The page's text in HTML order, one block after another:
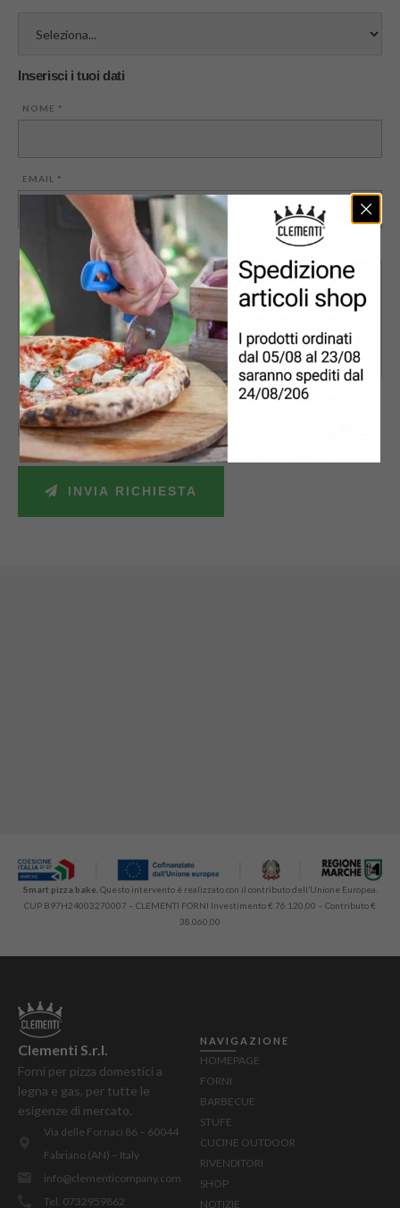
Inserisci i tuoi dati
NOME *
EMAIL *
MESSAGGIO
PRIVACY*
Accetto la politica sulla privacy e autorizzo il trattamento dei miei dati
personali secondo le leggi vigenti.
INVIA RICHIESTA
Smart pizza bake. Questo intervento è realizzato con il contributo dell’Unione Europea.
CUP B97H24003270007 – CLEMENTI FORNI Investimento € 76.120,00 – Contributo €
38.060,00
Clementi S.r.l.
Forni per pizza domestici a
legna e gas, per tutte le
esigenze di mercato.
Via delle Fornaci 86 – 60044
Fabriano (AN) – Italy
info@clementicompany.com
Tel. 0732959862
NAVIGAZIONE
HOMEPAGE
FORNI
BARBECUE
STUFE
CUCINE OUTDOOR
RIVENDITORI
SHOP
NOTIZIE